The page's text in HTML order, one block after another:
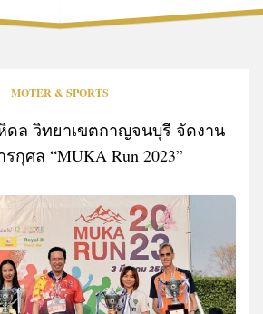
MOTER & SPORTS
ล วิทยาเขตกาญจนบุรี จัดงาน
รกุศล “MUKA Run 2023”